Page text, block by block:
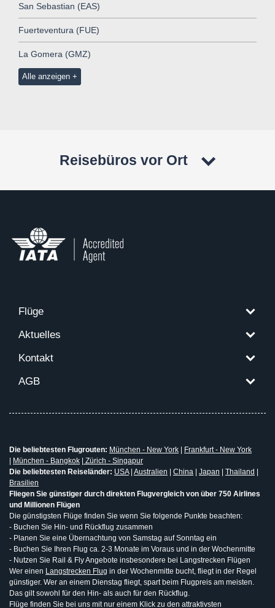
San Sebastian (EAS)
Fuerteventura (FUE)
La Gomera (GMZ)
Alle anzeigen
Reisebüros vor Ort
Flüge
Aktuelles
Kontakt
AGB
Die beliebtesten Flugrouten: München - New York
Frankfurt - New York
München - Bangkok
Zürich - Singapur
Die beliebtesten Reiseländer: USA| Australien China Japan Thailand
Brasilien
Fliegen Sie günstiger durch direkten Flugvergleich von über 750 Airlines
und Millionen Flügen
Die günstigsten Flüge finden Sie wenn Sie folgende Punkte beachten:
- Buchen Sie Hin- und Rückflug zusammen
- Planen Sie eine Übernachtung von Samstag auf Sonntag ein
- Buchen Sie Ihren Flug ca. 2-3 Monate im Voraus und in der Wochenmitte
- Nutzen Sie Rail & Fly Angebote insbesondere bei Langstrecken Flügen
Wer einen Langstrecken Flug in der Wochenmitte bucht, fliegt in der Regel
günstiger. Wer an einem Dienstag fliegt, spart beim Flugpreis am meisten.
Das gilt sowohl für den Hin- als auch für den Rückflug.
Flüge finden Sie bei uns mit nur einem Klick zu den attraktivsten